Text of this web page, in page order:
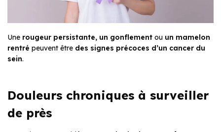
Une rougeur persistante, un gonflement ou un mamelon
rentré peuvent être des signes précoces d’un cancer du
sein.
Douleurs chroniques à surveiller
de près